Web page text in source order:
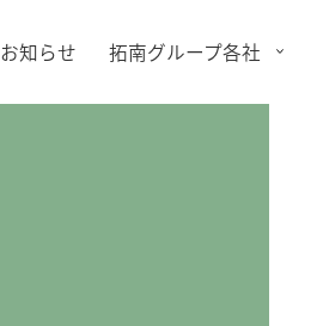
お知らせ 拓南グループ各社